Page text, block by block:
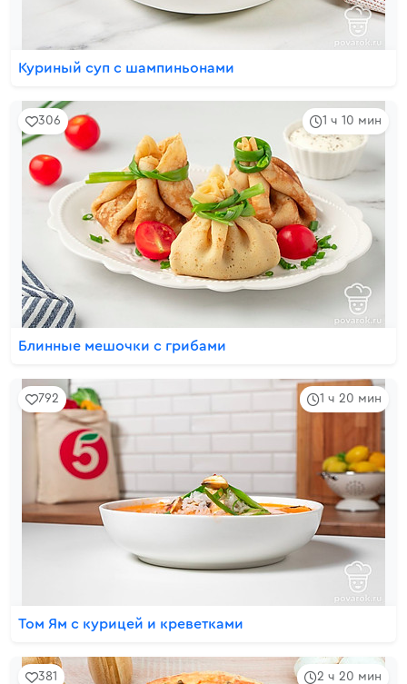
Куриный суп с шампиньонами
1 ч 10 мин
306
Блинные мешочки с грибами
1 ч 20 мин
792
Том Ям с курицей и креветками
2 ч 20 мин
381